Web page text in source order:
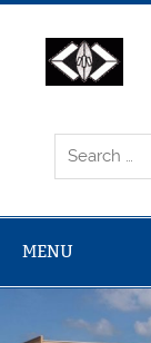
Skip
content
MENU